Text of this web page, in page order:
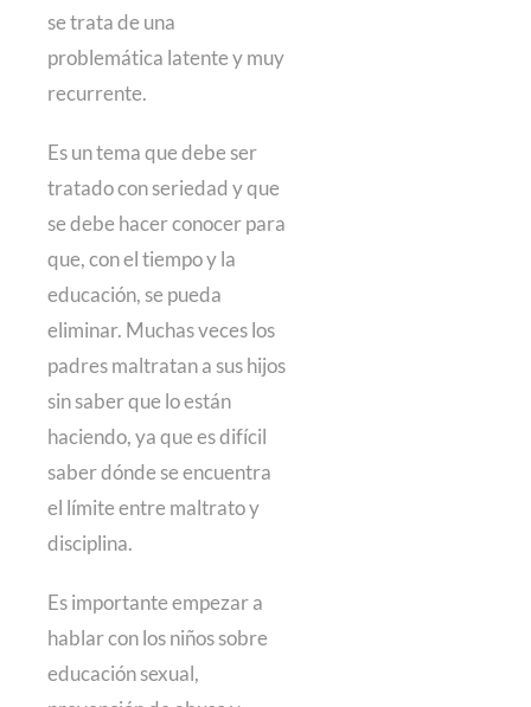
se trata de una
problemática latente y muy
recurrente.
Es un tema que debe ser
tratado con seriedad y que
se debe hacer conocer para
que, con el tiempo y la
educación, se pueda
eliminar. Muchas veces los
padres maltratan a sus hijos
sin saber que lo están
haciendo, ya que es difícil
saber dónde se encuentra
el límite entre maltrato y
disciplina.
Es importante empezar a
hablar con los niños sobre
educación sexual,